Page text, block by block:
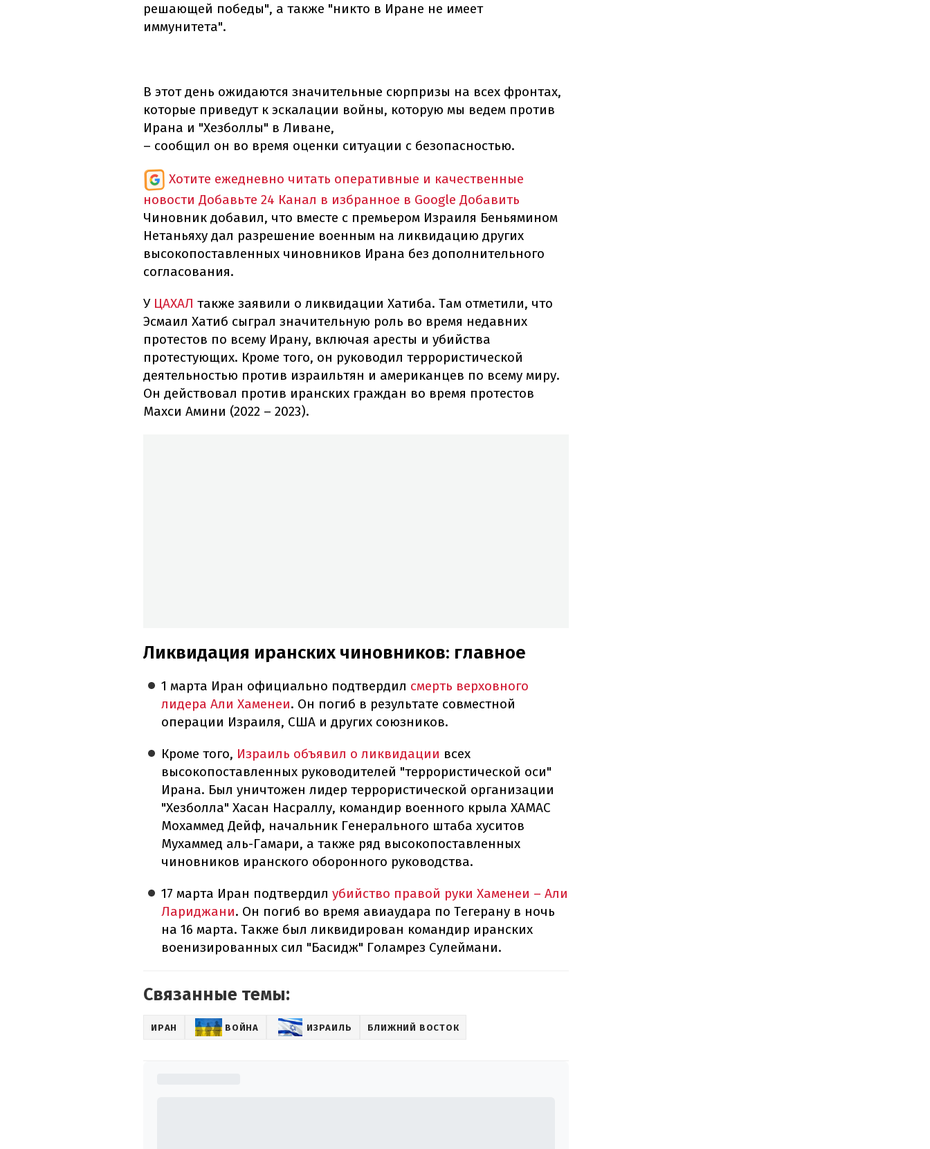
решающей победы", а также "никто в Иране не имеет
иммунитета".
В этот день ожидаются значительные сюрпризы на всех фронтах,
которые приведут к эскалации войны, которую мы ведем против
Ирана и "Хезболлы" в Ливане,
– сообщил он во время оценки ситуации с безопасностью.
Хотите ежедневно читать оперативные и качественные
новости Добавьте 24 Канал в избранное в Google Добавить
Чиновник добавил, что вместе с премьером Израиля Беньямином
Нетаньяху дал разрешение военным на ликвидацию других
высокопоставленных чиновников Ирана без дополнительного
согласования.
У ЦАХАЛ также заявили о ликвидации Хатиба. Там отметили, что
Эсмаил Хатиб сыграл значительную роль во время недавних
протестов по всему Ирану, включая аресты и убийства
протестующих. Кроме того, он руководил террористической
деятельностью против израильтян и американцев по всему миру.
Он действовал против иранских граждан во время протестов
Махси Амини (2022 – 2023).
Ликвидация иранских чиновников: главное
1 марта Иран официально подтвердил смерть верховного
лидера Али Хаменеи. Он погиб в результате совместной
операции Израиля, США и других союзников.
Кроме того, Израиль объявил о ликвидации всех
высокопоставленных руководителей "террористической оси"
Ирана. Был уничтожен лидер террористической организации
"Хезболла" Хасан Насраллу, командир военного крыла ХАМАС
Мохаммед Дейф, начальник Генерального штаба хуситов
Мухаммед аль-Гамари, а также ряд высокопоставленных
чиновников иранского оборонного руководства.
17 марта Иран подтвердилубийство правой руки Хаменеи – Али
Лариджани. Он погиб во время авиаудара по Тегерану в ночь
на 16 марта. Также был ликвидирован командир иранских
военизированных сил "Басидж" Голамрез Сулеймани.
Связанные темы:
ИРАН ВОЙНА ИЗРАИЛЬ БЛИЖНИЙ ВОСТОК